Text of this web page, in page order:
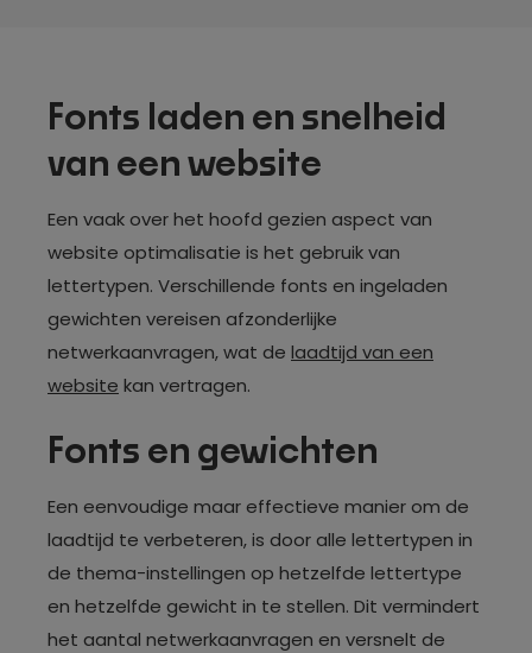
Fonts laden en snelheid
van een website
Een vaak over het hoofd gezien aspect van
website optimalisatie is het gebruik van
lettertypen. Verschillende fonts en ingeladen
gewichten vereisen afzonderlijke
netwerkaanvragen, wat de laadtijd van een
website kan vertragen.
Fonts en gewichten
Een eenvoudige maar effectieve manier om de
laadtijd te verbeteren, is door alle lettertypen in
de thema-instellingen op hetzelfde lettertype
en hetzelfde gewicht in te stellen. Dit vermindert
het aantal netwerkaanvragen en versnelt de